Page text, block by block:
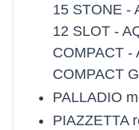
15 STONE -
12 SLOT -
COMPACT -
COMPACT
PALLADIO
PIAZZETTA